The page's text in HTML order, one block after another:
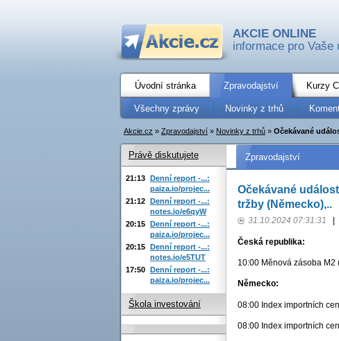
AKCIE ONLINE
informace pro Vaše
Úvodní stránka Zpravodajství Kurzy
Všechny zprávy Novinky z trhů
Akcie.cz » Zpravodajství » Novinky z trhů » Očekávané
Zpravodajství
Očekávané
tržby (Německo),..
31.10.2024 07:31:31
Česká republika:
10:00 Měnová zásoba M2
Německo:
08:00 Index importních
08:00 Index importních
Právě diskutujete
21:13 Denní report -...:
paiza.io/projec...
21:12 Denní report -...:
notes.io/e6qyW
20:15 Denní report -...:
paiza.io/projec...
20:15 Denní report -...:
notes.io/e5TUT
17:50 Denní report -...:
paiza.io/projec...
Škola investování